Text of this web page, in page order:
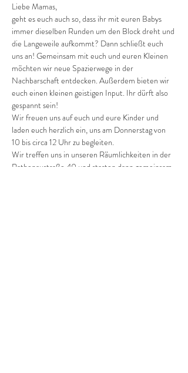
Liebe Mamas,
geht es euch auch so, dass ihr mit euren Babys
immer dieselben Runden um den Block dreht und
die Langeweile aufkommt? Dann schließt euch
uns an! Gemeinsam mit euch und euren Kleinen
möchten wir neue Spazierwege in der
Nachbarschaft entdecken. Außerdem bieten wir
euch einen kleinen geistigen Input. Ihr dürft also
gespannt sein!
Wir freuen uns auf euch und eure Kinder und
laden euch herzlich ein, uns am Donnerstag von
10 bis circa 12 Uhr zu begleiten.
Wir treffen uns in unseren Räumlichkeiten in der
Rathenaustraße 40 und starten dann gemeinsam.